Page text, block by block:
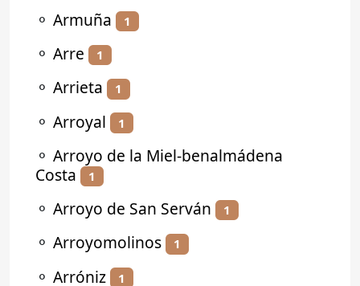
⚬ Armuña 1
⚬ Arre 1
⚬ Arrieta 1
⚬ Arroyal 1
⚬ Arroyo de la Miel-benalmádena
Costa
1
⚬ Arroyo de San Serván 1
⚬ Arroyomolinos 1
⚬ Arróniz 1